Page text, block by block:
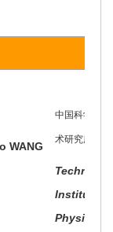
WANG
中国科学院
术研究所
Technical
Institute of
Physics